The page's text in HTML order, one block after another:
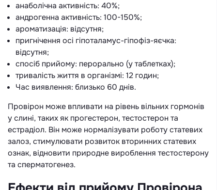
анаболічна активність: 40%;
андрогенна активність: 100-150%;
ароматизація: відсутня;
пригнічення осі гіпоталамус-гіпофіз-яєчка:
відсутня;
спосіб прийому: перорально (у таблетках);
тривалість життя в організмі: 12 годин;
Час виявлення: близько 60 днів.
Провірон може впливати на рівень вільних гормонів
у слині, таких як прогестерон, тестостерон та
естрадіол. Він може нормалізувати роботу статевих
залоз, стимулювати розвиток вторинних статевих
ознак, відновити природне вироблення тестостерону
та сперматогенез.